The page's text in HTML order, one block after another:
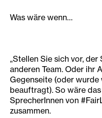
Was wäre wenn…
„Stellen Sie sich vor,
anderen Team. Oder ihr
Gegenseite (oder wurde
beauftragt). So wäre
SprecherInnen von
zusammen.